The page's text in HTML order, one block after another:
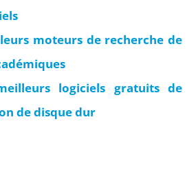
moteurs de recherche de
logiciels gratuits de
de disque dur